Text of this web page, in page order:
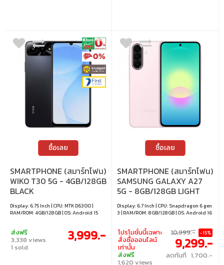
ซื้อเลย
SMARTPHONE (สมาร์ทโฟน)
WIKO T30 5G - 4GB/128GB
BLACK
Display: 6.75 Inch | CPU: MTK D6300 |
RAM/ROM: 4GB/128GB | OS: Android 15
ส่งฟรี
3,338 views
1 sold
3,999.-
ซื้อเลย
SMARTPHONE (สมาร์ทโฟน)
SAMSUNG GALAXY A27
5G - 8GB/128GB LIGHT
PINK
Display: 6.7 Inch | CPU: Snapdragon 6 gen
3 | RAM/ROM: 8GB/128GB | OS: Android 16
โปรโมชั่นนี้เฉพาะ
สั่งซื้อออนไลน์
เท่านั้น
ส่งฟรี
1,620 views
10,999.- -15%
9,299.-
ลดทันที 1,700.-